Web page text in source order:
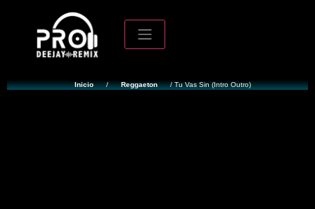
Inicio / Reggaeton / Tu Vas Sin (Intro Outro)